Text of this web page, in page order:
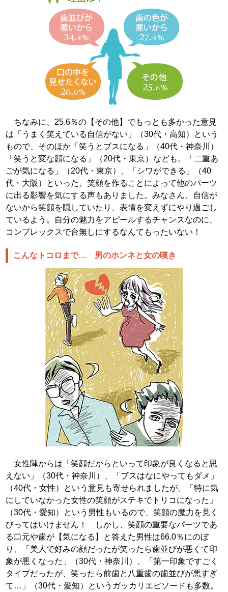
ちなみに、25.6％の【その他】でもっとも多かった意見
は「うまく笑えている自信がない」（30代・高知）という
もので、そのほか「笑うとブスになる」（40代・神奈川）
「笑うと変な顔になる」（20代・東京）なども。「二重あ
ごが気になる」（20代・東京）、「シワができる」（40
代・大阪）といった、笑顔を作ることによって他のパーツ
に出る影響を気にする声もありました。みなさん、自信が
ないから笑顔を隠していたり、表情を変えずにやり過ごし
ているよう。自分の魅力をアピールするチャンスなのに、
コンプレックスで台無しにするなんてもったいない！
こんなトコロまで… 男のホンネと女の嘆き
女性陣からは「笑顔だからといって印象が良くなると思
えない」（30代・神奈川）、「ブスはなにやってもダメ」
（40代・女性）という意見も寄せられましたが、「特に気
にしていなかった女性の笑顔がステキでトリコになった」
（30代・愛知）という男性もいるので、笑顔の魔力を見く
びってはいけません！ しかし、笑顔の重要なパーツであ
る口元や歯が【気になる】と答えた男性は66.0％にのぼ
り、「美人で好みの顔だったが笑ったら歯並びが悪くて印
象が悪くなった」（30代・神奈川）、「第一印象ですごく
タイプだったが、笑ったら前歯と八重歯の歯並びが悪すぎ
て…」（30代・愛知）というガッカリエピソードも多数。